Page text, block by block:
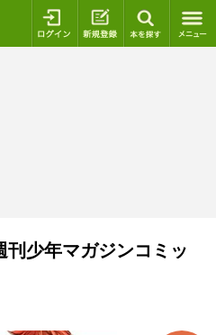
ログイン 新規登録
刊少年マガジンコミッ